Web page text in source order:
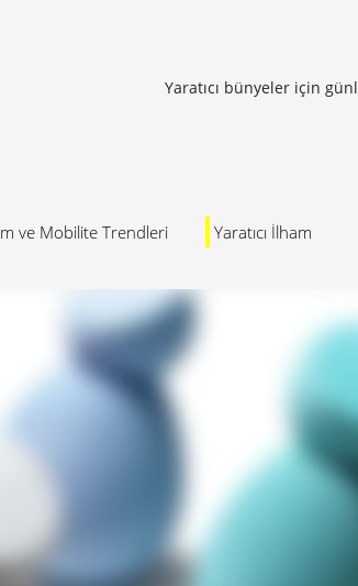
Yaratıcı bünyeler için
ve Mobilite Trendleri Yaratıcı İlham